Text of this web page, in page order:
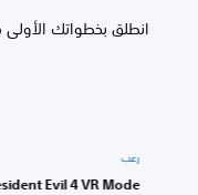
انطلق بخطواتك الأولى
Resident Evil 4 VR Mode